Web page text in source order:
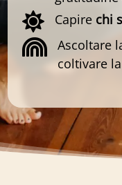
 Capire chi
 Ascoltare
coltivare